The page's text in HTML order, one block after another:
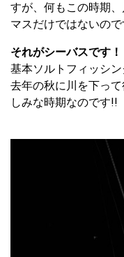
すが、何もこの時期
マスだけではないので
それがシーバスです！
基本ソルトフィッシ
去年の秋に川を下っ
しみな時期なのです!!